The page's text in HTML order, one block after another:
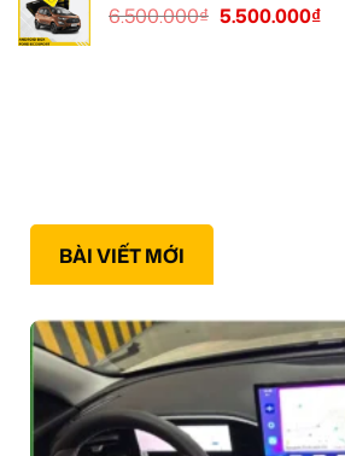
6.500.000₫ 5.500.000₫
BÀI VIẾT MỚI